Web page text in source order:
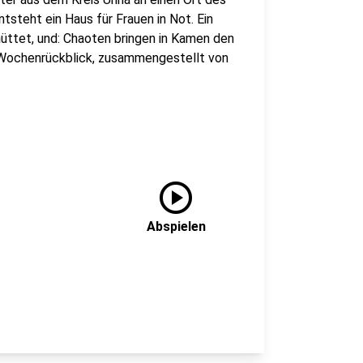
ein Haus für Frauen in Not. Ein
und: Chaoten bringen in Kamen den
zusammengestellt von
play_circle
Abspielen